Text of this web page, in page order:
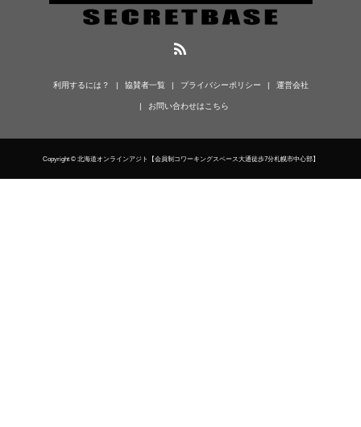
利用するには？ 協賛者一覧 プライバシーポリシー 運営会社
お問い合わせはこちら
Copyright © 北海道オンラインアジト【会員制コワーキングスペース大通徒歩7分札幌市中心部】